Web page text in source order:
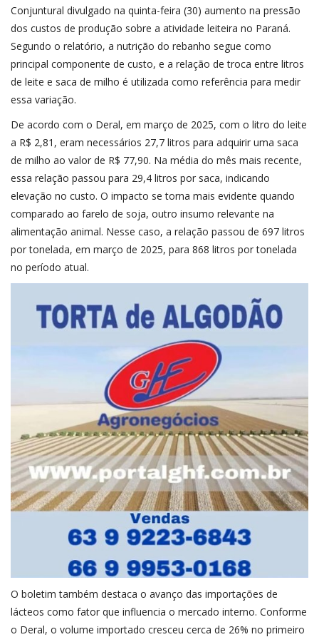
Conjuntural divulgado na quinta-feira (30) aumento na pressão
dos custos de produção sobre a atividade leiteira no Paraná.
Segundo o relatório, a nutrição do rebanho segue como
principal componente de custo, e a relação de troca entre litros
de leite e saca de milho é utilizada como referência para medir
essa variação.
De acordo com o Deral, em março de 2025, com o litro do leite
a R$ 2,81, eram necessários 27,7 litros para adquirir uma saca
de milho ao valor de R$ 77,90. Na média do mês mais recente,
essa relação passou para 29,4 litros por saca, indicando
elevação no custo. O impacto se torna mais evidente quando
comparado ao farelo de soja, outro insumo relevante na
alimentação animal. Nesse caso, a relação passou de 697 litros
por tonelada, em março de 2025, para 868 litros por tonelada
no período atual.
O boletim também destaca o avanço das importações de
lácteos como fator que influencia o mercado interno. Conforme
o Deral, o volume importado cresceu cerca de 26% no primeiro